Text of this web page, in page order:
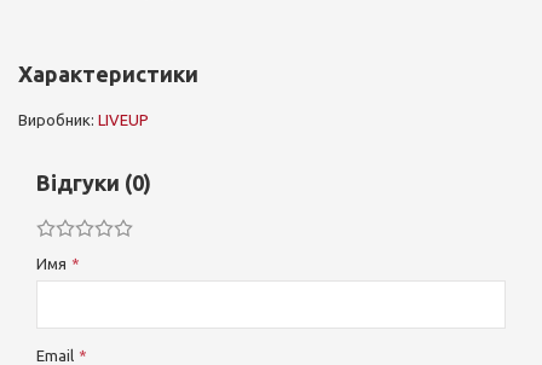
Характеристики
Виробник: LIVEUP
Відгуки (0)
Имя
Email